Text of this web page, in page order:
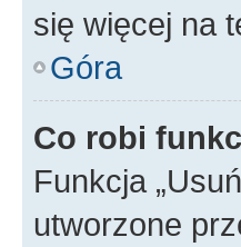
się więcej na
Góra
Co robi
Funkcja
utworzone